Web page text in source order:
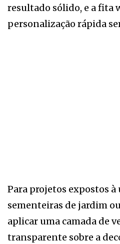
resultado sólido, e a fita
personalização rápida
Para projetos expostos à
sementeiras de jardim
aplicar uma camada de
transparente sobre a